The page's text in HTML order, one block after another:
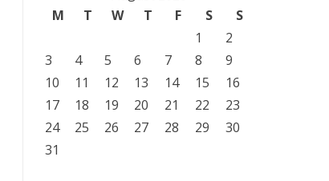
M
T W T F S
S
1
2
3
4 5 6 7 8
9
10
11 12 13 14 15
16
17
18 19 20 21 22
23
24
25 26 27 28 29
30
31